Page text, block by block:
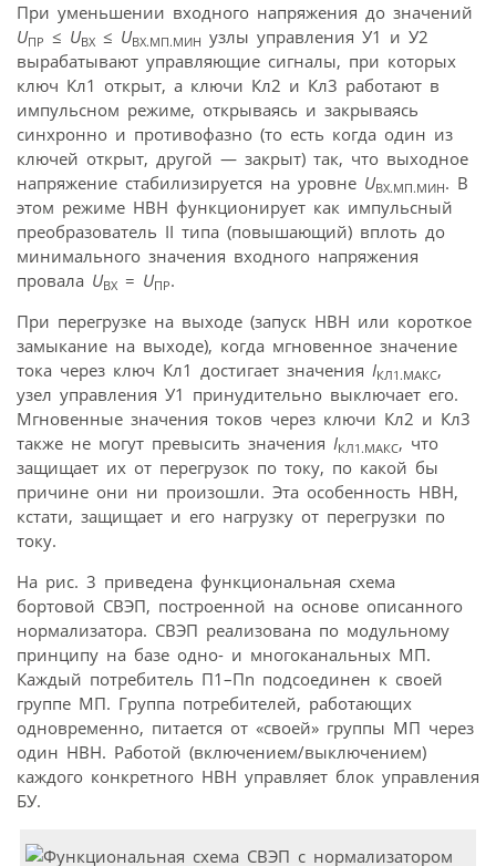
При уменьшении входного напряжения до значений
UПР ≤ UВХ ≤ UВХ.МП.МИН узлы управления У1 и У2
вырабатывают управляющие сигналы, при которых
ключ Кл1 открыт, а ключи Кл2 и Кл3 работают в
импульсном режиме, открываясь и закрываясь
синхронно и противофазно (то есть когда один из
ключей открыт, другой — закрыт) так, что выходное
напряжение стабилизируется на уровне UВХ.МП.МИН. В
этом режиме НВН функционирует как импульсный
преобразователь II типа (повышающий) вплоть до
минимального значения входного напряжения
провала UВХ = UПР.
При перегрузке на выходе (запуск НВН или короткое
замыкание на выходе), когда мгновенное значение
тока через ключ Кл1 достигает значения IКЛ1.МАКС,
узел управления У1 принудительно выключает его.
Мгновенные значения токов через ключи Кл2 и Кл3
также не могут превысить значения IКЛ1.МАКС, что
защищает их от перегрузок по току, по какой бы
причине они ни произошли. Эта особенность НВН,
кстати, защищает и его нагрузку от перегрузки по
току.
На рис. 3 приведена функциональная схема
бортовой СВЭП, построенной на основе описанного
нормализатора. СВЭП реализована по модульному
принципу на базе одно- и многоканальных МП.
Каждый потребитель П1–Пn подсоединен к своей
группе МП. Группа потребителей, работающих
одновременно, питается от «своей» группы МП через
один НВН. Работой (включением/выключением)
каждого конкретного НВН управляет блок управления
БУ.